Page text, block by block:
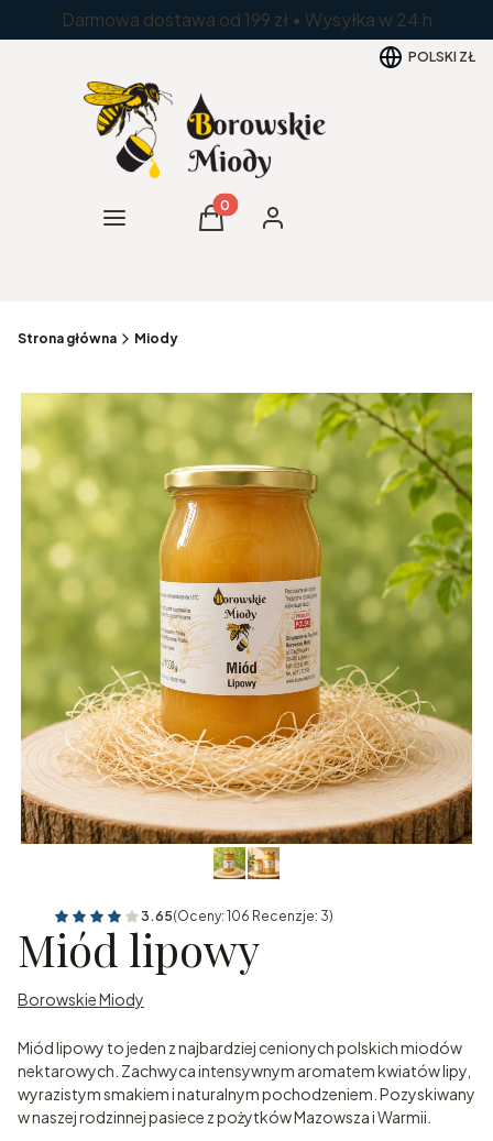
Darmowa dostawa od 199 zł • Wysyłka w 24 h
POLSKI ZŁ
Menu Produkty w koszyku: 0. Zobacz
Koszyk Zaloguj się
Strona główna Miody
3.65(Oceny: 106 Recenzje: 3)
Miód lipowy
Borowskie Miody
Miód lipowy to jeden z najbardziej cenionych polskich miodów
nektarowych. Zachwyca intensywnym aromatem kwiatów lipy,
wyrazistym smakiem i naturalnym pochodzeniem. Pozyskiwany
w naszej rodzinnej pasiece z pożytków Mazowsza i Warmii.